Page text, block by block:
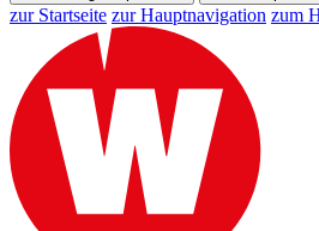
zur Startseite zur Hauptnavigation zum